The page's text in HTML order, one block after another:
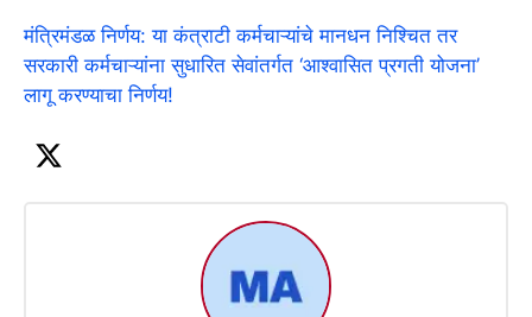
मंत्रिमंडळ निर्णय: या कंत्राटी कर्मचाऱ्यांचे मानधन निश्चित तर
सरकारी कर्मचाऱ्यांना सुधारित सेवांतर्गत ‘आश्वासित प्रगती योजना’
लागू करण्याचा निर्णय!